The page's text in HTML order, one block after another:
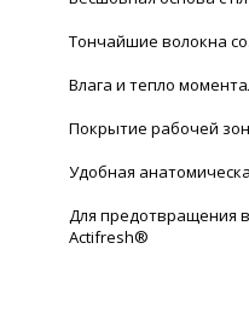
Тончайшие волокна
Влага и тепло
Покрытие рабочей
Удобная
Для предотвращения
Actifresh®